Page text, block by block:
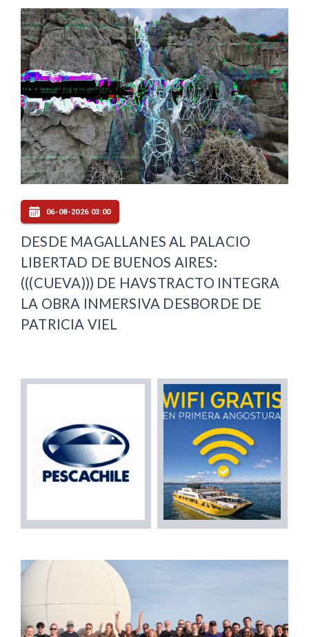
06-08-2026 03:00
DESDE MAGALLANES AL PALACIO
LIBERTAD DE BUENOS AIRES:
(((CUEVA))) DE HAVSTRACTO INTEGRA
LA OBRA INMERSIVA DESBORDE DE
PATRICIA VIEL